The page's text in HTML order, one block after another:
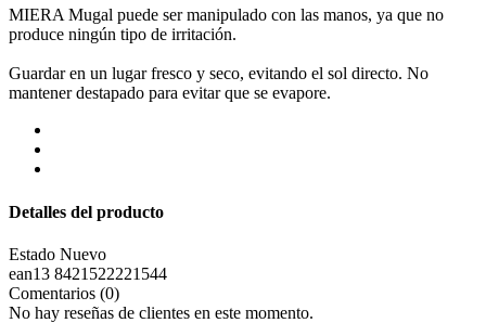
MIERA Mugal puede ser manipulado con las manos, ya que no
produce ningún tipo de irritación.
Guardar en un lugar fresco y seco, evitando el sol directo. No
mantener destapado para evitar que se evapore.
Detalles del producto
Estado Nuevo
ean13 8421522221544
Comentarios (0)
No hay reseñas de clientes en este momento.